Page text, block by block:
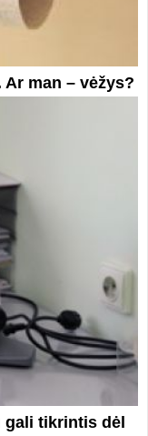
man – vėžys?
gali tikrintis dėl